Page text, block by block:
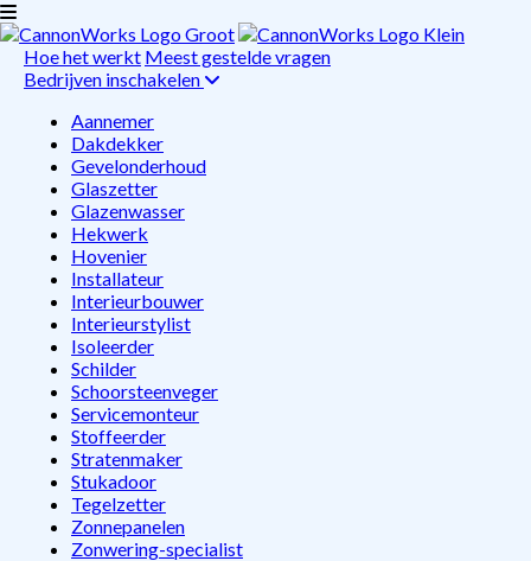
Hoe het werkt Meest gestelde vragen
Bedrijven inschakelen
Aannemer
Dakdekker
Gevelonderhoud
Glaszetter
Glazenwasser
Hekwerk
Hovenier
Installateur
Interieurbouwer
Interieurstylist
Isoleerder
Schilder
Schoorsteenveger
Servicemonteur
Stoffeerder
Stratenmaker
Stukadoor
Tegelzetter
Zonnepanelen
Zonwering-specialist